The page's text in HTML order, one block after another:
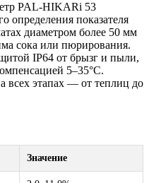
PAL-HIKARi 53
определения показателя
диаметром более 50 мм
сока или пюрирования.
IP64 от брызг и пыли,
5–35°C.
всех этапах — от теплиц до
Значение